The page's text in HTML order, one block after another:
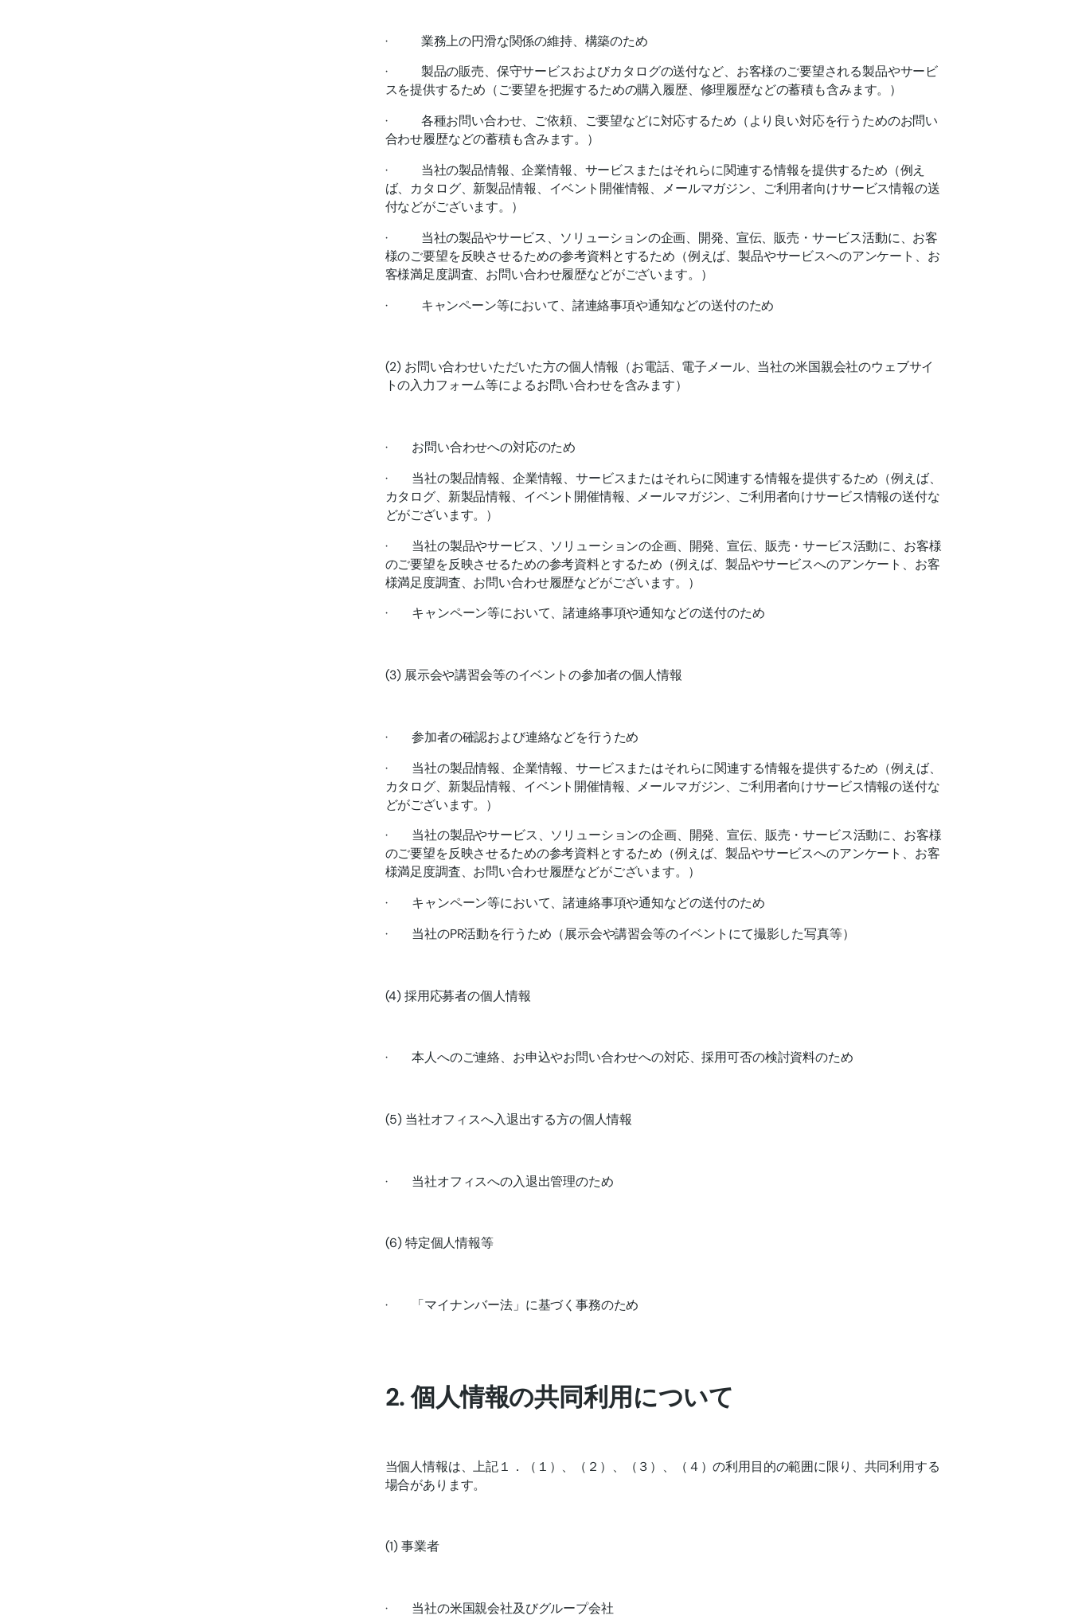
· 業務上の円滑な関係の維持、構築のため
· 製品の販売、保守サービスおよびカタログの送付など、お客様のご要望される製品やサービ
スを提供するため（ご要望を把握するための購入履歴、修理履歴などの蓄積も含みます。）
· 各種お問い合わせ、ご依頼、ご要望などに対応するため（より良い対応を行うためのお問い
合わせ履歴などの蓄積も含みます。）
· 当社の製品情報、企業情報、サービスまたはそれらに関連する情報を提供するため（例え
ば、カタログ、新製品情報、イベント開催情報、メールマガジン、ご利用者向けサービス情報の送
付などがございます。）
· 当社の製品やサービス、ソリューションの企画、開発、宣伝、販売・サービス活動に、お客
様のご要望を反映させるための参考資料とするため（例えば、製品やサービスへのアンケート、お
客様満足度調査、お問い合わせ履歴などがございます。）
· キャンペーン等において、諸連絡事項や通知などの送付のため
(2) お問い合わせいただいた方の個人情報（お電話、電子メール、当社の米国親会社のウェブサイ
トの入力フォーム等によるお問い合わせを含みます）
· お問い合わせへの対応のため
· 当社の製品情報、企業情報、サービスまたはそれらに関連する情報を提供するため（例えば、
カタログ、新製品情報、イベント開催情報、メールマガジン、ご利用者向けサービス情報の送付な
どがございます。）
· 当社の製品やサービス、ソリューションの企画、開発、宣伝、販売・サービス活動に、お客様
のご要望を反映させるための参考資料とするため（例えば、製品やサービスへのアンケート、お客
様満足度調査、お問い合わせ履歴などがございます。）
· キャンペーン等において、諸連絡事項や通知などの送付のため
(3) 展示会や講習会等のイベントの参加者の個人情報
· 参加者の確認および連絡などを行うため
· 当社の製品情報、企業情報、サービスまたはそれらに関連する情報を提供するため（例えば、
カタログ、新製品情報、イベント開催情報、メールマガジン、ご利用者向けサービス情報の送付な
どがございます。）
· 当社の製品やサービス、ソリューションの企画、開発、宣伝、販売・サービス活動に、お客様
のご要望を反映させるための参考資料とするため（例えば、製品やサービスへのアンケート、お客
様満足度調査、お問い合わせ履歴などがございます。）
· キャンペーン等において、諸連絡事項や通知などの送付のため
· 当社のPR活動を行うため（展示会や講習会等のイベントにて撮影した写真等）
(4) 採用応募者の個人情報
· 本人へのご連絡、お申込やお問い合わせへの対応、採用可否の検討資料のため
(5) 当社オフィスへ入退出する方の個人情報
· 当社オフィスへの入退出管理のため
(6) 特定個人情報等
· 「マイナンバー法」に基づく事務のため
2. 個人情報の共同利用について
当個人情報は、上記１．（１）、（２）、（３）、（４）の利用目的の範囲に限り、共同利用する
場合があります。
(1) 事業者
· 当社の米国親会社及びグループ会社